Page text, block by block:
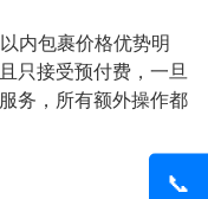
📞
内包裹价格优势明
只接受预付费，一旦
务，所有额外操作都